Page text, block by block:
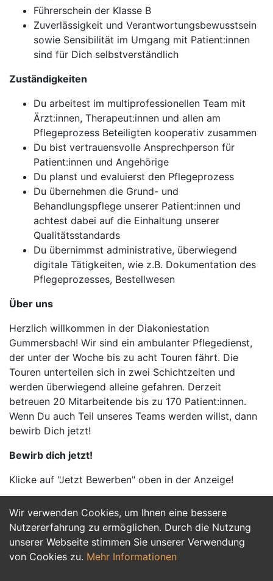
Wir verwenden Cookies, um Ihnen eine bessere
Nutzererfahrung zu ermöglichen. Durch die Nutzung
unserer Webseite stimmen Sie unserer Verwendung
von Cookies zu. Mehr Informationen
Führerschein der Klasse B
Zuverlässigkeit und Verantwortungsbewusstsein
sowie Sensibilität im Umgang mit Patient:innen
sind für Dich selbstverständlich
Zuständigkeiten
Du arbeitest im multiprofessionellen Team mit
Ärzt:innen, Therapeut:innen und allen am
Pflegeprozess Beteiligten kooperativ zusammen
Du bist vertrauensvolle Ansprechperson für
Patient:innen und Angehörige
Du planst und evaluierst den Pflegeprozess
Du übernehmen die Grund- und
Behandlungspflege unserer Patient:innen und
achtest dabei auf die Einhaltung unserer
Qualitätsstandards
Du übernimmst administrative, überwiegend
digitale Tätigkeiten, wie z.B. Dokumentation des
Pflegeprozesses, Bestellwesen
Über uns
Herzlich willkommen in der Diakoniestation
Gummersbach! Wir sind ein ambulanter Pflegedienst,
der unter der Woche bis zu acht Touren fährt. Die
Touren unterteilen sich in zwei Schichtzeiten und
werden überwiegend alleine gefahren. Derzeit
betreuen 20 Mitarbeitende bis zu 170 Patient:innen.
Wenn Du auch Teil unseres Teams werden willst, dann
bewirb Dich jetzt!
Bewirb dich jetzt!
Klicke auf "Jetzt Bewerben" oben in der Anzeige!
Jetzt Bewerben